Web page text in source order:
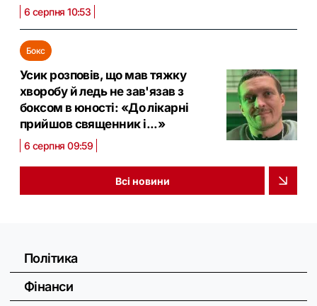
6 серпня 10:53
Бокс
Усик розповів, що мав тяжку
хворобу й ледь не зав'язав з
боксом в юності: «До лікарні
прийшов священник і...»
6 серпня 09:59
Всі новини
Політика
Фінанси